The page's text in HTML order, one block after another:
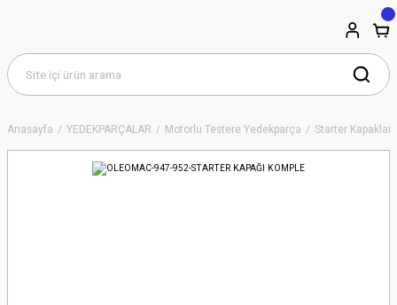
Anasayfa YEDEKPARÇALAR Motorlu Testere Yedekparça Starter Kapakları